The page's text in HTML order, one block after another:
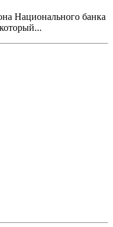
Национального банка